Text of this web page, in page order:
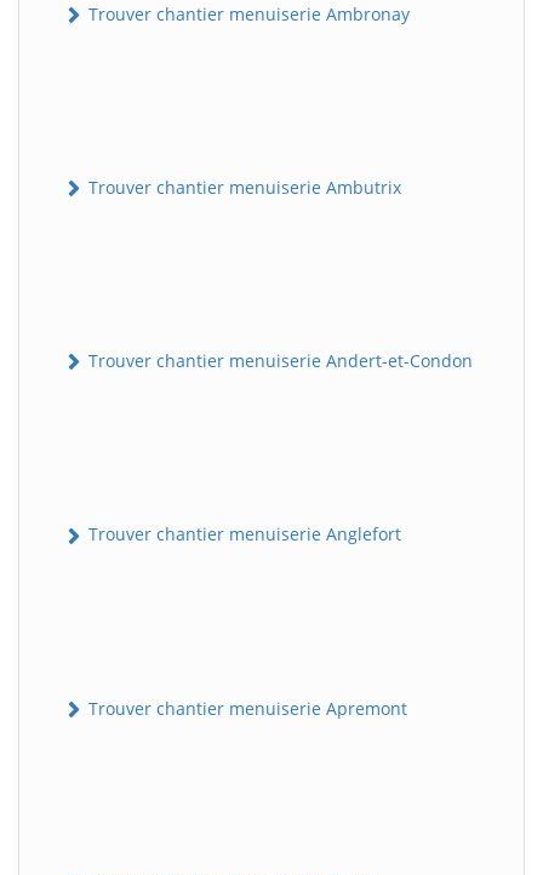
Trouver chantier menuiserie Ambronay
Trouver chantier menuiserie Ambutrix
Trouver chantier menuiserie Andert-et-Condon
Trouver chantier menuiserie Anglefort
Trouver chantier menuiserie Apremont